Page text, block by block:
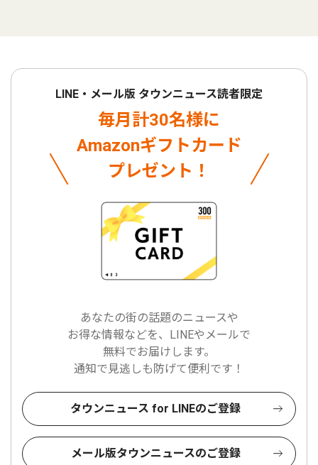
LINE・メール版 タウンニュース読者限定
毎月計30名様に
Amazonギフトカード
プレゼント！
あなたの街の話題のニュースや
お得な情報などを、LINEやメールで
無料でお届けします。
通知で見逃しも防げて便利です！
タウンニュース for LINEのご登録
メール版タウンニュースのご登録